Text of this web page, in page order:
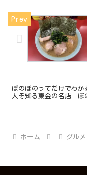
ぼのぼのってだけでわ
人ぞ知る東金の名店 ぼ
ホーム グルメ